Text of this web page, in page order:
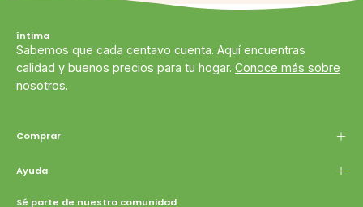
íntima
Sabemos que cada centavo cuenta. Aquí encuentras
calidad y buenos precios para tu hogar. Conoce más sobre
nosotros.
Comprar
Ayuda
Sé parte de nuestra comunidad